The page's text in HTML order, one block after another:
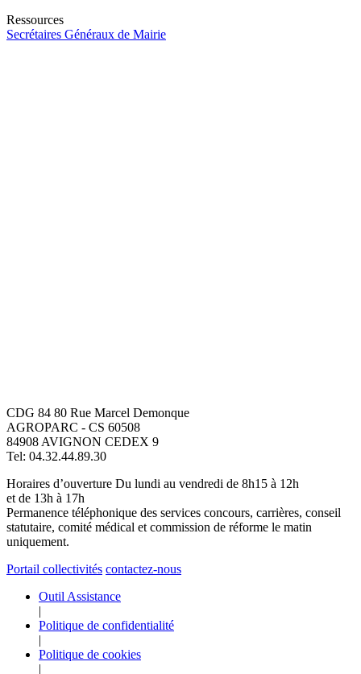
Ressources
Secrétaires Généraux de Mairie
CDG 84 80 Rue Marcel Demonque
AGROPARC - CS 60508
84908 AVIGNON CEDEX 9
Tel: 04.32.44.89.30
Horaires d’ouverture Du lundi au vendredi de 8h15 à 12h
et de 13h à 17h
Permanence téléphonique des services concours, carrières, conseil
statutaire, comité médical et commission de réforme le matin
uniquement.
Portail collectivités contactez-nous
Outil Assistance
|
Politique de confidentialité
|
Politique de cookies
|
Information Cookies
Notre site n'utilise que des cookies
Ceux-ci ne sont conservés que le temps
de votre navigation sur notre site (jusqu'à
fermeture du navigateur).
n'est utilisé.
Vous trouverez toutes les informations
détaillées sur notre page dédiée.